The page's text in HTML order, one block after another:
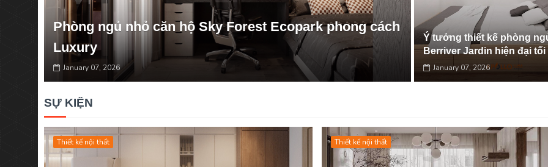
Phòng ngủ nhỏ căn hộ Sky Forest Ecopark phong cách
Luxury
January 07, 2026
Ý tưởng thiết kế phòng
Berriver Jardin hiện đại tối
January 07, 2026
SỰ KIỆN
Thiết kế nội thất Thiết kế nội thất